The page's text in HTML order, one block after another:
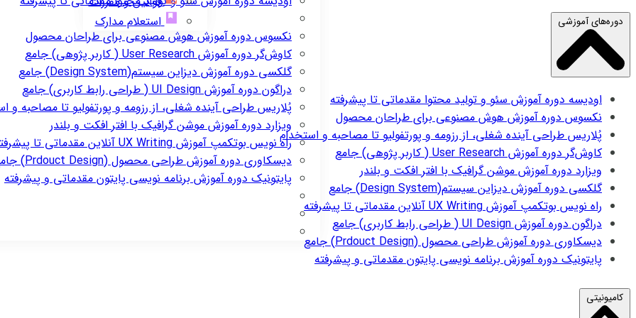
نکسوسدوره آموزش هوش مصنوعی برای طراحان محصول
کاوش‌گردوره آموزش User Research ( کاربر پژوهی) جامع
گلکسیدوره آموزش دیزاین سیستم(Design System) جامع
دراگوندوره آموزش UI Design ( طراحی رابط کاربری) جامع
پُلاریسطراحی آینده شغلی، از رزومه و پورتفولیو تا مصاحبه و
ویزارددوره آموزش موشن گرافیک با افتر افکت و بلندر
راه نویسبوتکمپ آموزش UX Writing آنلاین مقدماتی تا پیشرفته
دیسکاوریدوره آموزش طراحی محصول (Prdouct Design) جامع
پایتونیکدوره آموزش برنامه نویسی پایتون مقدماتی و پیشرفته
استعلام مدارک
دوره‌های آموزشی
اودیسهدوره آموزش سئو و تولید محتوا مقدماتی تا پیشرفته
نکسوسدوره آموزش هوش مصنوعی برای طراحان محصول
پُلاریسطراحی آینده شغلی، از رزومه و پورتفولیو تا مصاحبه و استخدام
کاوش‌گردوره آموزش User Research ( کاربر پژوهی) جامع
ویزارددوره آموزش موشن گرافیک با افتر افکت و بلندر
گلکسیدوره آموزش دیزاین سیستم(Design System) جامع
راه نویسبوتکمپ آموزش UX Writing آنلاین مقدماتی تا پیشرفته
دراگوندوره آموزش UI Design ( طراحی رابط کاربری) جامع
دیسکاوریدوره آموزش طراحی محصول (Prdouct Design) جامع
پایتونیکدوره آموزش برنامه نویسی پایتون مقدماتی و پیشرفته
کامیونیتی